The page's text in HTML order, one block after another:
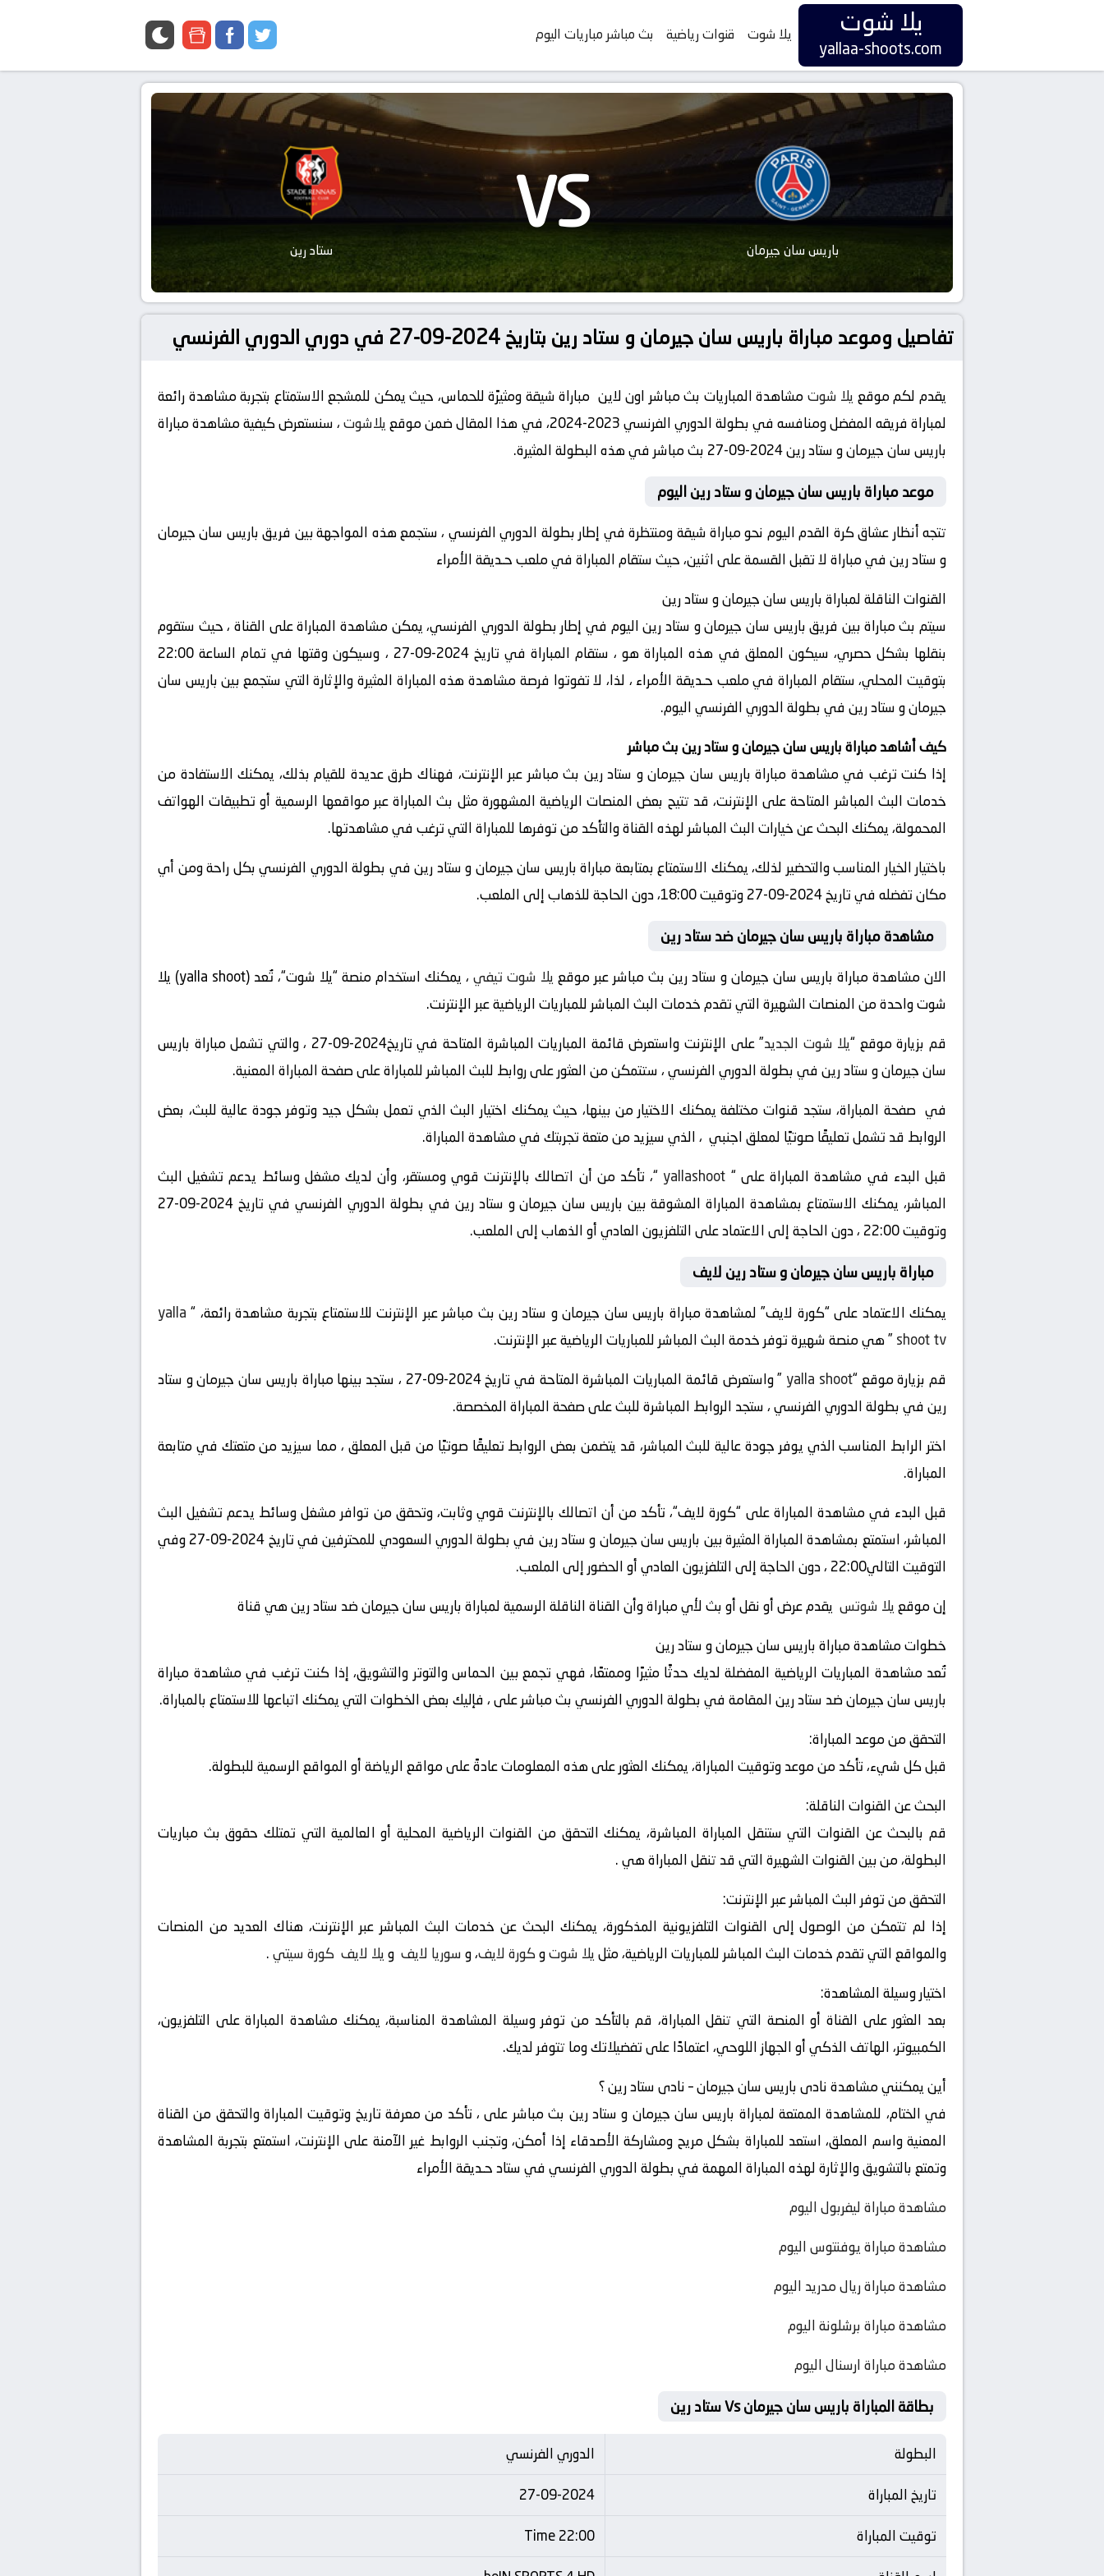
يلا شوت
yallaa-shoots.com
يلا شوت قنوات رياضية بث مباشر مباريات اليوم twitter
facebook
google
باريس سان جيرمان VS ستاد رين
تفاصيل وموعد مباراة باريس سان جيرمان و ستاد رين بتاريخ 2024-09-27 في دوري الدوري الفرنسي
يقدم لكم موقع يلا شوت مشاهدة المباريات بث مباشر اون لاين مباراة شيقة ومثيرًة للحماس، حيث يمكن للمشجع الاستمتاع بتجربة مشاهدة رائعة
لمباراة فريقه المفضل ومنافسه في بطولة الدوري الفرنسي 2023-2024، في هذا المقال ضمن موقع
يلاشوت، سنستعرض كيفية مشاهدة مباراة
باريس سان جيرمان و ستاد رين 2024-09-27 بث مباشر في هذه البطولة المثيرة.
موعد مباراة باريس سان جيرمان و ستاد رين اليوم
تتجه أنظار عشاق كرة القدم اليوم نحو مباراة شيقة ومنتظرة في إطار بطولة الدوري الفرنسي ، ستجمع هذه المواجهة بين فريق باريس سان جيرمان
و ستاد رين في مباراة لا تقبل القسمة على اثنين، حيث ستقام المباراة في ملعب حـديقة الأمراء
القنوات الناقلة لمباراة باريس سان جيرمان و ستاد رين
سيتم بث مباراة بين فريق باريس سان جيرمان و ستاد رين اليوم في إطار بطولة الدوري الفرنسي، يمكن مشاهدة المباراة على القناة ، حيث ستقوم
بنقلها بشكل حصري، سيكون المعلق في هذه المباراة هو ، ستقام المباراة في تاريخ 2024-09-27 ، وسيكون وقتها في تمام الساعة 22:00
بتوقيت المحلي، ستقام المباراة في ملعب حـديقة الأمراء ، لذا، لا تفوتوا فرصة مشاهدة هذه المباراة المثيرة والإثارة التي ستجمع بين باريس سان
جيرمان و ستاد رين في بطولة الدوري الفرنسي اليوم.
كيف أشاهد مباراة باريس سان جيرمان و ستاد رين بث مباشر
إذا كنت ترغب في مشاهدة مباراة باريس سان جيرمان و ستاد رين بث مباشر عبر الإنترنت، فهناك طرق عديدة للقيام بذلك، يمكنك الاستفادة من
خدمات البث المباشر المتاحة على الإنترنت، قد تتيح بعض المنصات الرياضية المشهورة مثل بث المباراة عبر مواقعها الرسمية أو تطبيقات الهواتف
المحمولة، يمكنك البحث عن خيارات البث المباشر لهذه القناة والتأكد من توفرها للمباراة التي ترغب في مشاهدتها.
باختيار الخيار المناسب والتحضير لذلك، يمكنك الاستمتاع بمتابعة مباراة باريس سان جيرمان و ستاد رين في بطولة الدوري الفرنسي بكل راحة ومن أي
مكان تفضله في تاريخ 2024-09-27 وتوقيت 18:00، دون الحاجة للذهاب إلى الملعب.
مشاهدة مباراة باريس سان جيرمان ضد ستاد رين
الان مشاهدة مباراة باريس سان جيرمان و ستاد رين بث مباشر عبر موقع يلا شوت تيفي
، يمكنك استخدام منصة “يلا شوت“، تُعد (yalla shoot) يلا
شوت واحدة من المنصات الشهيرة التي تقدم خدمات البث المباشر للمباريات الرياضية عبر الإنترنت.
قم بزيارة موقع “يلا شوت الجديد
” على الإنترنت واستعرض قائمة المباريات المباشرة المتاحة في تاريخ2024-09-27 ، والتي تشمل مباراة باريس
سان جيرمان و ستاد رين في بطولة الدوري الفرنسي ، ستتمكن من العثور على روابط للبث المباشر للمباراة على صفحة المباراة المعنية.
في صفحة المباراة، ستجد قنوات مختلفة يمكنك الاختيار من بينها، حيث يمكنك اختيار البث الذي تعمل بشكل جيد وتوفر جودة عالية للبث، بعض
الروابط قد تشمل تعليقًا صوتيًا لمعلق اجنبي ، الذي سيزيد من متعة تجربتك في مشاهدة المباراة.
قبل البدء في مشاهدة المباراة على “
“، تأكد من أن اتصالك بالإنترنت قوي ومستقر، وأن لديك مشغل وسائط يدعم تشغيل البث
المباشر، يمكنك الاستمتاع بمشاهدة المباراة المشوقة بين باريس سان جيرمان و ستاد رين في بطولة الدوري الفرنسي في تاريخ 2024-09-27
وتوقيت 22:00 ، دون الحاجة إلى الاعتماد على التلفزيون العادي أو الذهاب إلى الملعب.
مباراة باريس سان جيرمان و ستاد رين لايف
يمكنك الاعتماد على “كورة لايف” لمشاهدة مباراة باريس سان جيرمان و ستاد رين بث مباشر عبر الإنترنت للاستمتاع بتجربة مشاهدة رائعة، “ yalla
shoot tv” هي منصة شهيرة توفر خدمة البث المباشر للمباريات الرياضية عبر الإنترنت.
قم بزيارة موقع “yalla shoot
” واستعرض قائمة المباريات المباشرة المتاحة في تاريخ 2024-09-27 ، ستجد بينها مباراة باريس سان جيرمان و ستاد
رين في بطولة الدوري الفرنسي ، ستجد الروابط المباشرة للبث على صفحة المباراة المخصصة.
اختر الرابط المناسب الذي يوفر جودة عالية للبث المباشر، قد يتضمن بعض الروابط تعليقًا صوتيًا من قبل المعلق ، مما سيزيد من متعتك في متابعة
المباراة.
قبل البدء في مشاهدة المباراة على “كورة لايف“، تأكد من أن اتصالك بالإنترنت قوي وثابت، وتحقق من توافر مشغل وسائط يدعم تشغيل البث
المباشر، استمتع بمشاهدة المباراة المثيرة بين باريس سان جيرمان و ستاد رين في بطولة الدوري السعودي للمحترفين في تاريخ 2024-09-27 وفي
التوقيت التالي22:00 ، دون الحاجة إلى التلفزيون العادي أو الحضور إلى الملعب.
إن موقعيلا شوتس يقدم عرض أو نقل أو بث لأي مباراة وأن القناة الناقلة الرسمية لمباراة باريس سان جيرمان ضد ستاد رين هي قناة
خطوات مشاهدة مباراة باريس سان جيرمان و ستاد رين
تُعد مشاهدة المباريات الرياضية المفضلة لديك حدثًا مثيرًا وممتعًا، فهي تجمع بين الحماس والتوتر والتشويق، إذا كنت ترغب في مشاهدة مباراة
باريس سان جيرمان ضد ستاد رين المقامة في بطولة الدوري الفرنسي بث مباشر على ، فإليك بعض الخطوات التي يمكنك اتباعها للاستمتاع بالمباراة.
التحقق من موعد المباراة:
قبل كل شيء، تأكد من موعد وتوقيت المباراة، يمكنك العثور على هذه المعلومات عادةً على مواقع الرياضة أو المواقع الرسمية للبطولة.
البحث عن القنوات الناقلة:
قم بالبحث عن القنوات التي ستنقل المباراة المباشرة، يمكنك التحقق من القنوات الرياضية المحلية أو العالمية التي تمتلك حقوق بث مباريات
البطولة، من بين القنوات الشهيرة التي قد تنقل المباراة هي .
التحقق من توفر البث المباشر عبر الإنترنت:
إذا لم تتمكن من الوصول إلى القنوات التلفزيونية المذكورة، يمكنك البحث عن خدمات البث المباشر عبر الإنترنت، هناك العديد من المنصات
والمواقع التي تقدم خدمات البث المباشر للمباريات الرياضية، مثليلا شوتوكورة لايف، وسوريا لايف ويلا لايف كورة سيتي.
اختيار وسيلة المشاهدة:
بعد العثور على القناة أو المنصة التي تنقل المباراة، قم بالتأكد من توفر وسيلة المشاهدة المناسبة، يمكنك مشاهدة المباراة على التلفزيون،
الكمبيوتر، الهاتف الذكي أو الجهاز اللوحي، اعتمادًا على تفضيلاتك وما تتوفر لديك.
أين يمكنني مشاهدة ‎نادى باريس سان جيرمان – نادى ستاد رين ؟
في الختام، للمشاهدة الممتعة لمباراة باريس سان جيرمان و ستاد رين بث مباشر على ، تأكد من معرفة تاريخ وتوقيت المباراة والتحقق من القناة
المعنية واسم المعلق، استعد للمباراة بشكل مريح ومشاركة الأصدقاء إذا أمكن، وتجنب الروابط غير الآمنة على الإنترنت، استمتع بتجربة المشاهدة
وتمتع بالتشويق والإثارة لهذه المباراة المهمة في بطولة الدوري الفرنسي في ستاد حـديقة الأمراء
مشاهدة مباراة ليفربول اليوم
مشاهدة مباراة يوفنتوس اليوم
مشاهدة مباراة ريال مدريد اليوم
مشاهدة مباراة برشلونة اليوم
مشاهدة مباراة ارسنال اليوم
بطاقة المباراة باريس سان جيرمان Vs ستاد رين
البطولة
الدوري الفرنسي
تاريخ المباراة
27-09-2024
توقيت المباراة
22:00 Time